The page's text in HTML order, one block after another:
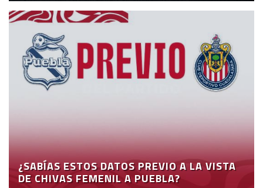
¿SABÍAS ESTOS DATOS PREVIO A LA VISTA
DE CHIVAS FEMENIL A PUEBLA?